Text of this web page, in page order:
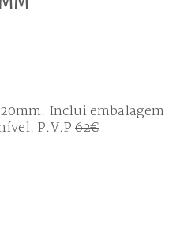
Inclui embalagem
P.V.P 62€